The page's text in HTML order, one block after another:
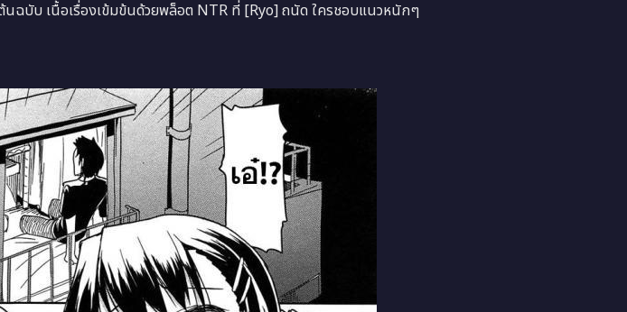
นฉบับ เนื้อเรื่องเข้มข้นด้วยพล็อต NTR ที่ [Ryo] ถนัด ใครชอบแนวหนักๆ